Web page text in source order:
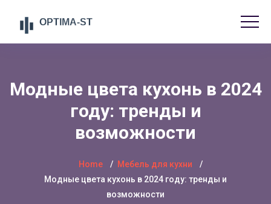
Модные цвета кухонь в 2024
году: тренды и
возможности
Home
Мебель для кухни
Модные цвета кухонь в 2024 году: тренды и
возможности